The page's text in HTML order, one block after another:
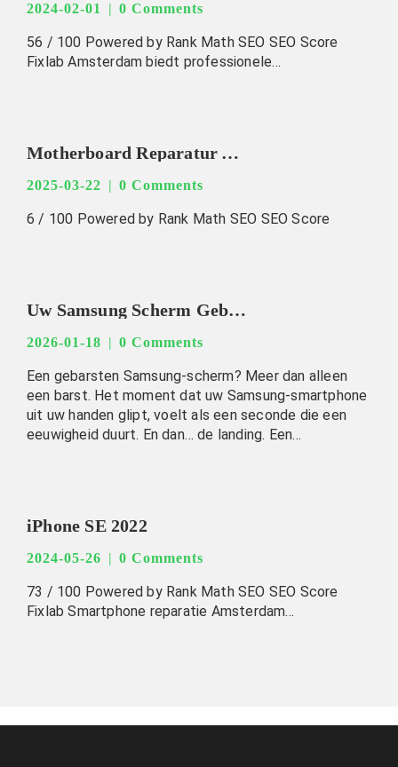
2024-02-01 0 Comments
56 / 100 Powered by Rank Math SEO SEO Score
Fixlab Amsterdam biedt professionele…
Motherboard Reparatur Amsterdam
2025-03-22 0 Comments
6 / 100 Powered by Rank Math SEO SEO Score
Uw Samsung Scherm Gebarsten? Zo Herstellen Wij de Perfectie.
2026-01-18 0 Comments
Een gebarsten Samsung-scherm? Meer dan alleen
een barst. Het moment dat uw Samsung-smartphone
uit uw handen glipt, voelt als een seconde die een
eeuwigheid duurt. En dan… de landing. Een…
iPhone SE 2022
2024-05-26 0 Comments
73 / 100 Powered by Rank Math SEO SEO Score
Fixlab Smartphone reparatie Amsterdam…